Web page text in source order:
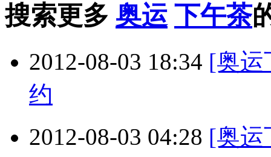
搜索更多 奥运 下午茶
2012-08-03 18:34 [奥运
约
2012-08-03 04:28 [奥运